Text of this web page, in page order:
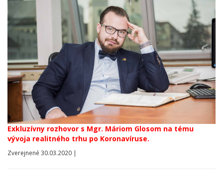
Exkluzívny rozhovor s Mgr. Máriom Glosom na tému
vývoja realitného trhu po Koronavíruse.
Zverejnené 30.03.2020 |